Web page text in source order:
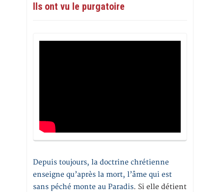
Ils ont vu le purgatoire
Depuis toujours, la doctrine chrétienne
enseigne qu’après la mort, l’âme qui est
sans péché monte au Paradis. Si elle détient